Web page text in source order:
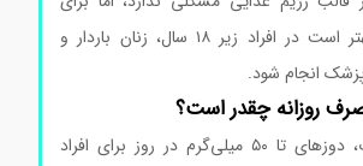
مصرف مکملی بهتر است در افراد زیر ۱۸ سال، زنان باردار و
انجام شود.
در اغلب مطالعات، دوزهای تا ۵۰ میلی‌گرم در روز برای افراد